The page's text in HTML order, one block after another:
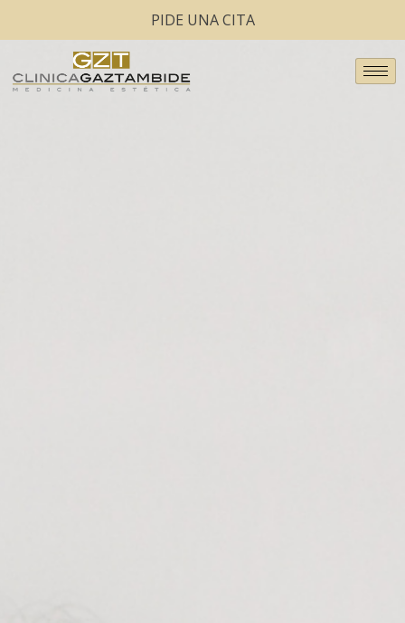
PIDE UNA CITA